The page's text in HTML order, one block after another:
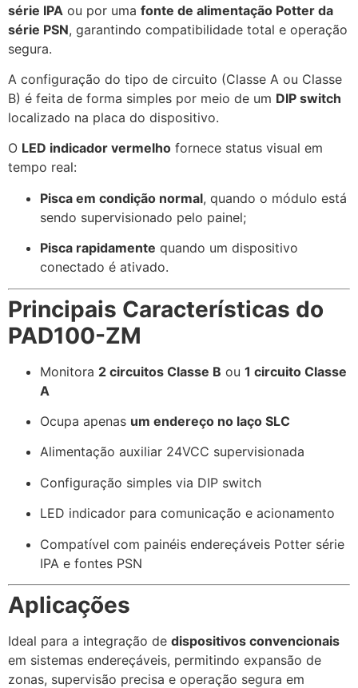
série IPA ou por uma fonte de alimentação Potter da
série PSN, garantindo compatibilidade total e operação
segura.
A configuração do tipo de circuito (Classe A ou Classe
B) é feita de forma simples por meio de um DIP switch
localizado na placa do dispositivo.
O LED indicador vermelho fornece status visual em
tempo real:
Pisca em condição normal, quando o módulo está
sendo supervisionado pelo painel;
Pisca rapidamente quando um dispositivo
conectado é ativado.
Principais Características do
PAD100-ZM
Monitora 2 circuitos Classe B ou 1 circuito Classe
A
Ocupa apenas um endereço no laço SLC
Alimentação auxiliar 24VCC supervisionada
Configuração simples via DIP switch
LED indicador para comunicação e acionamento
Compatível com painéis endereçáveis Potter série
IPA e fontes PSN
Aplicações
Ideal para a integração de dispositivos convencionais
em sistemas endereçáveis, permitindo expansão de
zonas, supervisão precisa e operação segura em